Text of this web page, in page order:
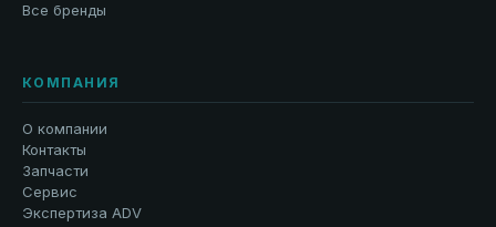
Все бренды
КОМПАНИЯ
О компании
Контакты
Запчасти
Сервис
Экспертиза ADV